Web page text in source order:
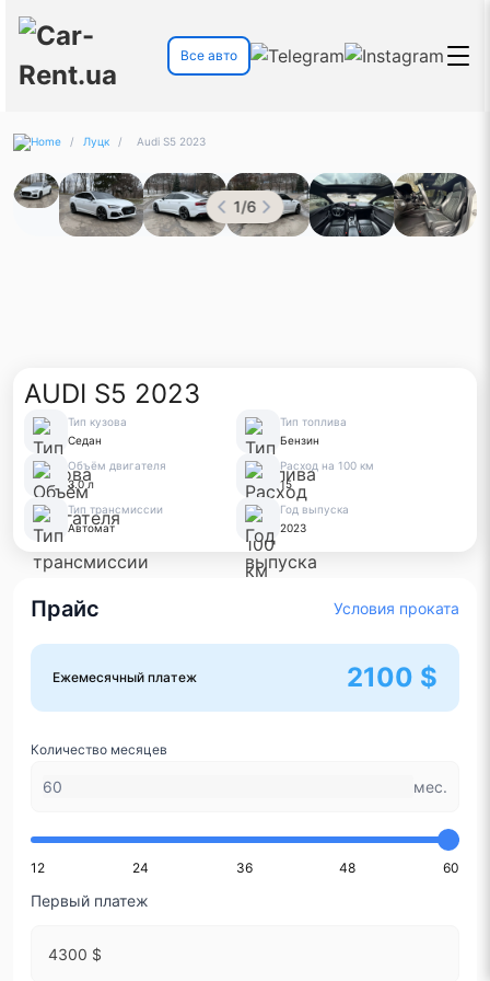
Все авто
/ Луцк / Audi S5 2023
1/6
AUDI S5 2023
Тип кузова
Седан
Тип топлива
Бензин
Объём двигателя
3.0 л
Расход на 100 км
15
Тип трансмиссии
Автомат
Год выпуска
2023
Прайс Условия проката
Ежемесячный платеж 2100 $
Количество месяцев
мес.
12 24 36 48 60
Первый платеж
4300 $